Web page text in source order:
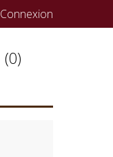
Connexion
(0)